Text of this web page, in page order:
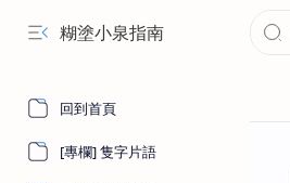
糊塗小泉指南
回到首頁
[專欄] 隻字片語